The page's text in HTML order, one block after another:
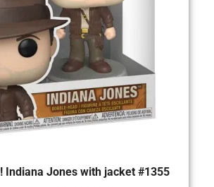
Indiana Jones with jacket #1355